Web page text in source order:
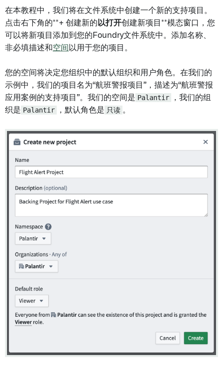
在本教程中，我们将在文件系统中创建一个新的支持项目。
点击右下角的**+ 创建新的以打开创建新项目**模态窗口，您
可以将新项目添加到您的Foundry文件系统中。添加名称、
非必填描述和空间 以用于您的项目。
您的空间将决定您组织中的默认组织和用户角色。在我们的
示例中，我们的项目名为“航班警报项目”，描述为“航班警报
应用案例的支持项目”。我们的空间是 Palantir
，我们的组
织是 Palantir ，默认角色是 只读 。